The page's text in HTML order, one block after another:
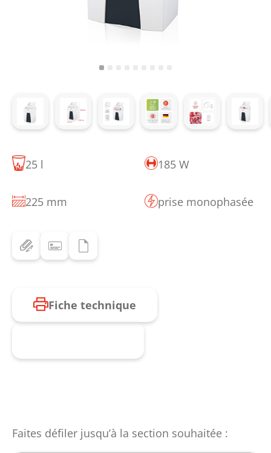
25 l 185 W
225 mm prise monophasée
Fiche technique
Faites défiler jusqu’à la section souhaitée :